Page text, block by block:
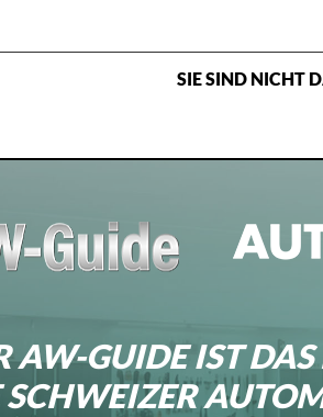
SIE SIND NICHT
AW-GUIDE IST
SCHWEIZER